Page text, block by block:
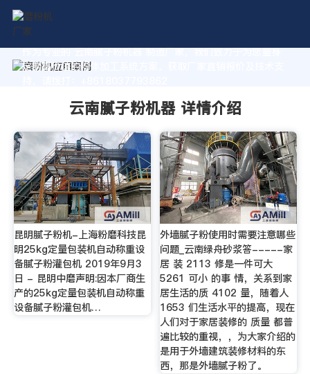
作为专业的 云南腻子粉机器 制造厂家，我们致力于为您量身
定制高价值的粉体加工系统方案。获取厂家直销报价及技术支
云南腻子粉机器 详情介绍
昆明腻子粉机-上海粉磨科技昆
明25kg定量包装机自动称重设
备腻子粉灌包机 2019年9月3
日 - 昆明中磨声明:因本厂商生
产的25kg定量包装机自动称重
设备腻子粉灌包机…
外墙腻子粉使用时需要注意哪些
问题_云南绿舟砂浆答-----家
居 装 2113 修是一件可大
5261 可小 的事 情，关系到家
居生活的质 4102 量，随着人
1653 们生活水平的提高，现在
人们对于家居装修的 质量 都普
遍比较的重视，，为大家介绍的
是用于外墙建筑装修材料的东
西，那是外墙腻子粉了。